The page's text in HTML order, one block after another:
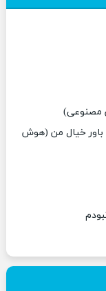
مصنوعی)
باور خیال من (هوش